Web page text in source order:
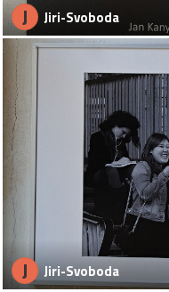
J Jiri-Svoboda
J Jiri-Svoboda